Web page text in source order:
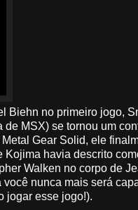
Biehn no primeiro jogo,
de MSX) se tornou um
Gear Solid, ele
Kojima havia descrito
Walken no corpo de
você nunca mais será
jogar esse jogo!).